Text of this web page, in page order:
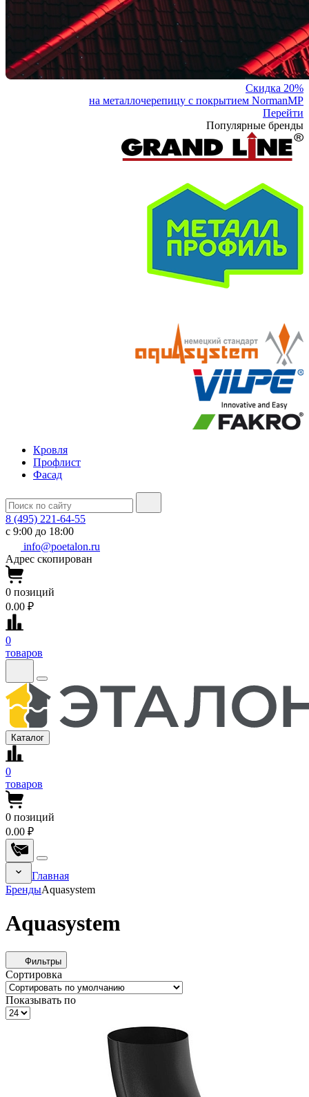
Скидка 20%
на металлочерепицу с покрытием NormanMP
Перейти
Популярные бренды
Кровля
Профлист
Фасад
8 (495) 221-64-55
с 9:00 до 18:00
info@poetalon.ru
Адрес скопирован
0 позиций
0.00 ₽
0
товаров
Каталог
0
товаров
0 позиций
0.00 ₽
Главная
БрендыAquasystem
Aquasystem
Фильтры
Сортировка
Показывать по